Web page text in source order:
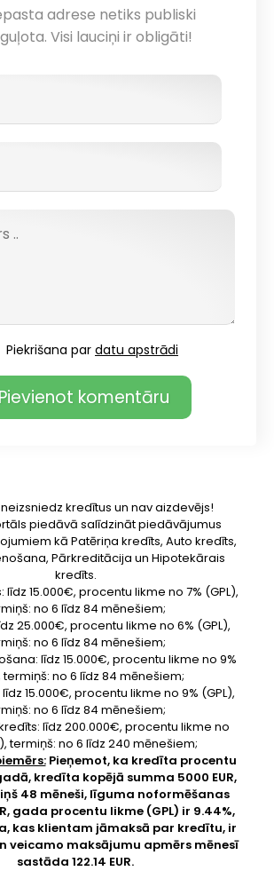
adrese netiks publiski
Visi lauciņi ir obligāti!
Piekrišana par datu apstrādi
komentāru
neizsniedz kredītus un nav aizdevējs!
piedāvā salīdzināt piedāvājumus
kā Patēriņa kredīts, Auto kredīts,
Pārkreditācija un Hipotekārais
kredīts.
līdz 15.000€, procentu likme no 7% (GPL),
no 6 līdz 84 mēnešiem;
25.000€, procentu likme no 6% (GPL),
no 6 līdz 84 mēnešiem;
līdz 15.000€, procentu likme no 9%
termiņš: no 6 līdz 84 mēnešiem;
15.000€, procentu likme no 9% (GPL),
no 6 līdz 84 mēnešiem;
līdz 200.000€, procentu likme no
termiņš: no 6 līdz 240 mēnešiem;
Pieņemot, ka kredīta procentu
kredīta kopējā summa 5000 EUR,
48 mēneši, līguma noformēšanas
gada procentu likme (GPL) ir 9.44%,
kas klientam jāmaksā par kredītu, ir
veicamo maksājumu apmērs mēnesī
sastāda 122.14 EUR.